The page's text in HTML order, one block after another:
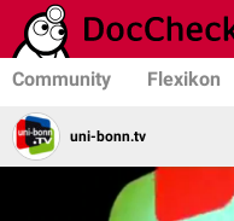
Community Flexikon
uni-bonn.tv